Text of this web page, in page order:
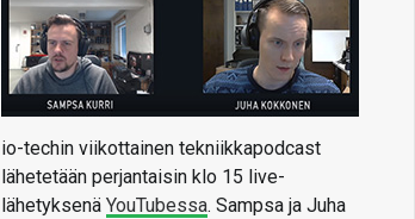
io-techin viikottainen tekniikkapodcast
lähetetään perjantaisin klo 15 live-
lähetyksenä YouTubessa. Sampsa ja Juha